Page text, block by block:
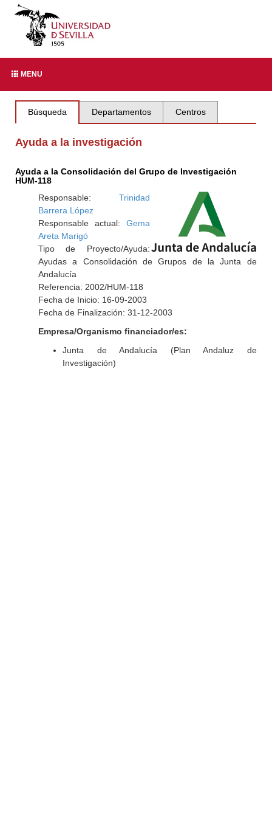
MENU
Búsqueda Departamentos Centros
Ayuda a la investigación
Ayuda a la Consolidación del Grupo de Investigación
HUM-118
Responsable: Trinidad
Barrera López
Responsable actual: Gema
Areta Marigó
Tipo de Proyecto/Ayuda:
Ayudas a Consolidación de Grupos de la Junta de
Andalucía
Referencia: 2002/HUM-118
Fecha de Inicio: 16-09-2003
Fecha de Finalización: 31-12-2003
Empresa/Organismo financiador/es:
Junta de Andalucía (Plan Andaluz de
Investigación)